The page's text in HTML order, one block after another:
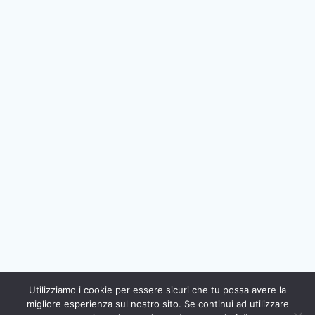
Utilizziamo i cookie per essere sicuri che tu possa avere la
migliore esperienza sul nostro sito. Se continui ad utilizzare